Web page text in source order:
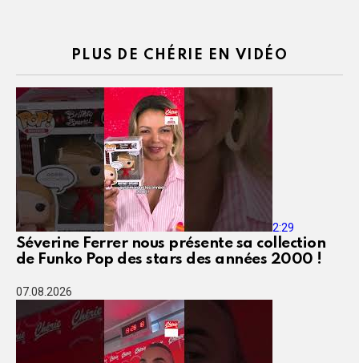
PLUS DE CHÉRIE EN VIDÉO
2:29
Séverine Ferrer nous présente sa collection
de Funko Pop des stars des années 2000 !
07.08.2026